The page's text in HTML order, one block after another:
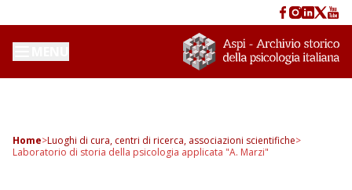
Home>Luoghi di cura, centri di ricerca, associazioni scientifiche>
Laboratorio di storia della psicologia applicata "A. Marzi"